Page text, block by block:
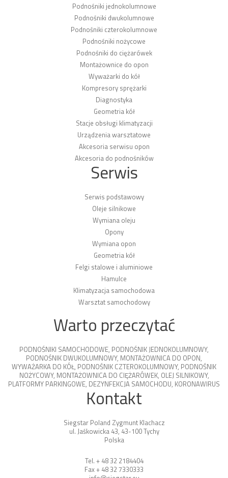
Podnośniki jednokolumnowe
Podnośniki dwukolumnowe
Podnośniki czterokolumnowe
Podnośniki nożycowe
Podnośniki do ciężarówek
Montażownice do opon
Wyważarki do kół
Kompresory sprężarki
Diagnostyka
Geometria kół
Stacje obsługi klimatyzacji
Urządzenia warsztatowe
Akcesoria serwisu opon
Akcesoria do podnośników
Serwis
Serwis podstawowy
Oleje silnikowe
Wymiana oleju
Opony
Wymiana opon
Geometria kół
Felgi stalowe i aluminiowe
Hamulce
Klimatyzacja samochodowa
Warsztat samochodowy
Warto przeczytać
PODNOŚNIKI SAMOCHODOWE, PODNOŚNIK JEDNOKOLUMNOWY,
PODNOŚNIK DWUKOLUMNOWY, MONTAŻOWNICA DO OPON,
WYWAŻARKA DO KÓŁ, PODNOŚNIK CZTEROKOLUMNOWY, PODNOŚNIK
NOŻYCOWY, MONTAŻOWNICA DO CIĘŻARÓWEK, OLEJ SILNIKOWY,
PLATFORMY PARKINGOWE, DEZYNFEKCJA SAMOCHODU, KORONAWIRUS
Kontakt
Siegstar Poland Zygmunt Klachacz
ul. Jaśkowicka 43, 43-100 Tychy
Polska
Tel. + 48 32 2184404
Fax + 48 32 7330333